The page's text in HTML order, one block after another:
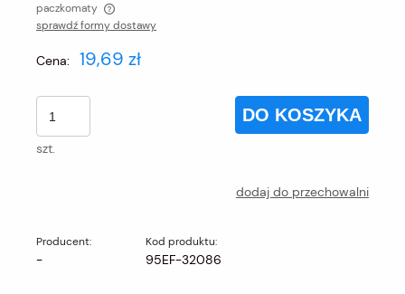
paczkomaty
Cena nie zawiera ewentualnych kosztów płatności
sprawdź formy dostawy
Cena: 19,69 zł
szt.
DO KOSZYKA
dodaj do przechowalni
Producent:
-
Kod produktu:
95EF-32086